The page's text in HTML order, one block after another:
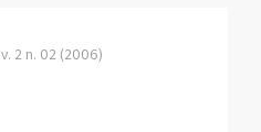
v. 2 n. 02 (2006)